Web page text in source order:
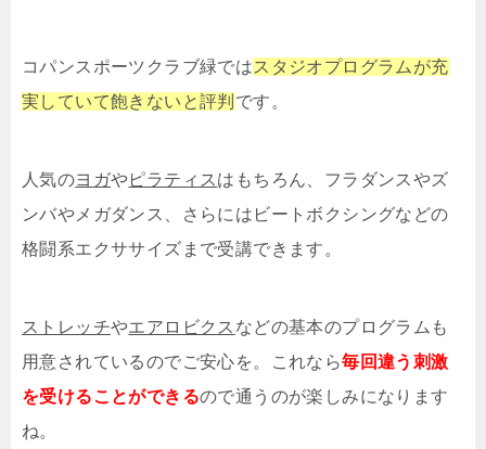
コパンスポーツクラブ緑ではスタジオプログラムが充
実していて飽きないと評判 です。
人気のヨガやピラティス はもちろん、フラダンスやズ
ンバやメガダンス、さらにはビートボクシングなどの
格闘系エクササイズまで受講できます。
ストレッチやエアロビクス などの基本のプログラムも
用意されているのでご安心を。これなら毎回違う刺激
を受けることができるので通うのが楽しみになります
ね。